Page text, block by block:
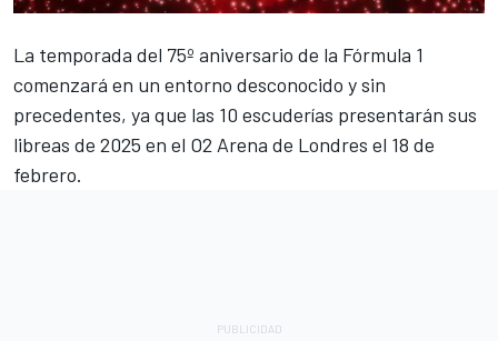
La temporada del 75º aniversario de la Fórmula 1
comenzará en un entorno desconocido y sin
precedentes, ya que las 10 escuderías presentarán sus
libreas de 2025 en el O2 Arena de Londres el 18 de
febrero.